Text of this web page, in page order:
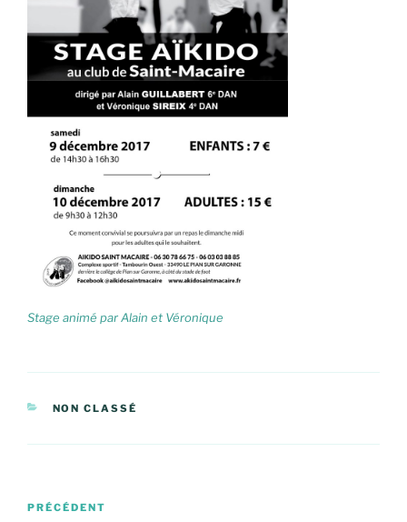
Stage animé par Alain et Véronique
CATÉGORIES
NON CLASSÉ
Navigation
Article
PRÉCÉDENT